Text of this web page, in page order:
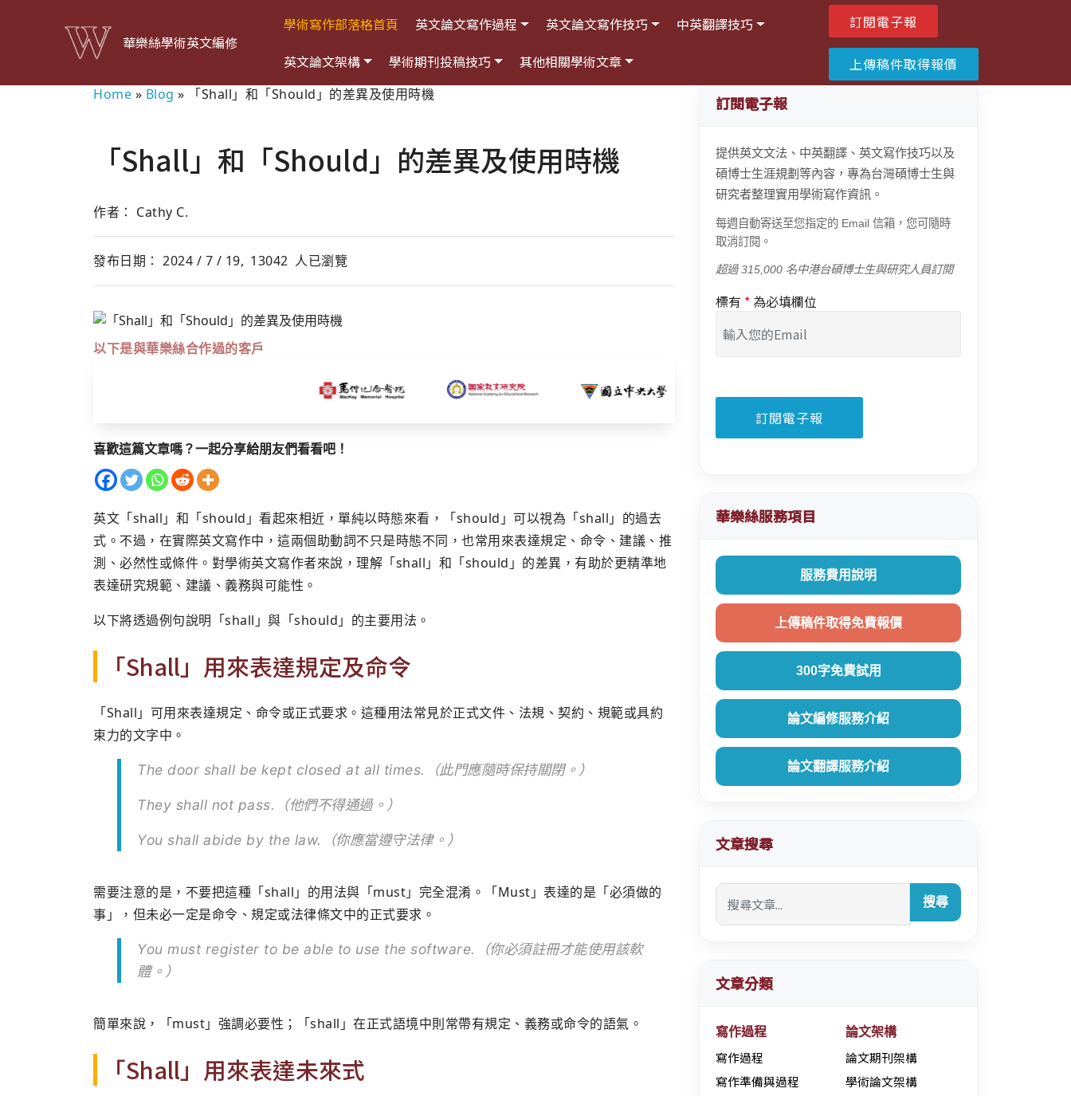
華樂絲學術英文編修
學術寫作部落格首頁 英文論文寫作過程 英文論文寫作技巧
中英翻譯技巧
英文論文架構
學術期刊投稿技巧 其他相關學術文章
訂閱電子報
上傳稿件取得報價
Home » Blog » 「Shall」和「Should」的差異及使用時機
「Shall」和「Should」的差異及使用時機
作者： Cathy C.
發布日期： 2024 / 7 / 19, 13042 人已瀏覽
以下是與華樂絲合作過的客戶
喜歡這篇文章嗎？一起分享給朋友們看看吧！
英文「shall」和「should」看起來相近，單純以時態來看，「should」可以視為「shall」的過去
式。不過，在實際英文寫作中，這兩個助動詞不只是時態不同，也常用來表達規定、命令、建議、推
測、必然性或條件。對學術英文寫作者來說，理解「shall」和「should」的差異，有助於更精準地
表達研究規範、建議、義務與可能性。
以下將透過例句說明「shall」與「should」的主要用法。
「Shall」用來表達規定及命令
「Shall」可用來表達規定、命令或正式要求。這種用法常見於正式文件、法規、契約、規範或具約
束力的文字中。
The door shall be kept closed at all times.（此門應隨時保持關閉。）
They shall not pass.（他們不得通過。）
You shall abide by the law.（你應當遵守法律。）
需要注意的是，不要把這種「shall」的用法與「must」完全混淆。「Must」表達的是「必須做的
事」，但未必一定是命令、規定或法律條文中的正式要求。
You must register to be able to use the software.（你必須註冊才能使用該軟
體。）
簡單來說，「must」強調必要性；「shall」在正式語境中則常帶有規定、義務或命令的語氣。
「Shall」用來表達未來式
訂閱電子報
提供英文文法、中英翻譯、英文寫作技巧以及
碩博士生涯規劃等內容，專為台灣碩博士生與
研究者整理實用學術寫作資訊。
每週自動寄送至您指定的 Email 信箱，您可隨時
取消訂閱。
超過 315,000 名中港台碩博士生與研究人員訂閱
標有 * 為必填欄位
華樂絲服務項目
服務費用說明
上傳稿件取得免費報價
300字免費試用
論文編修服務介紹
論文翻譯服務介紹
文章搜尋
搜尋
文章分類
寫作過程
寫作過程
寫作準備與過程
論文架構
論文期刊架構
學術論文架構